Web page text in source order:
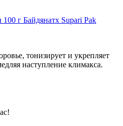
тонизирует и укрепляет
наступление климакса.